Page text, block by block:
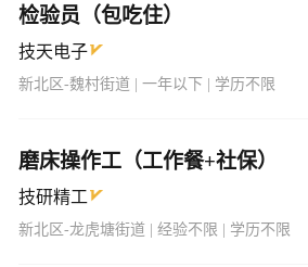
检验员（包吃住）
技天电子
新北区-魏村街道 | 一年以下 | 学历不限
磨床操作工（工作餐+社保）
技研精工
新北区-龙虎塘街道 | 经验不限 | 学历不限